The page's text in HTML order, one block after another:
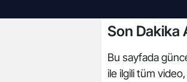
Son Dakika
Bu sayfada
ile ilgili tüm